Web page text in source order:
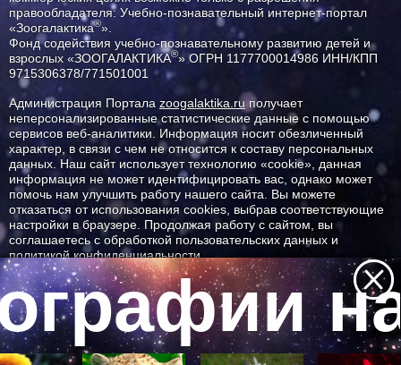
правообладателя: Учебно-познавательный интернет-портал
«Зоогалактика®».
Фонд содействия учебно-познавательному развитию детей и
взрослых «ЗООГАЛАКТИКА®» ОГРН 1177700014986 ИНН/КПП
9715306378/771501001
Администрация Портала zoogalaktika.ruполучает
неперсонализированные статистические данные с помощью
сервисов веб-аналитики. Информация носит обезличенный
характер, в связи с чем не относится к составу персональных
данных. Наш сайт использует технологию «cookie», данная
информация не может идентифицировать вас, однако может
помочь нам улучшить работу нашего сайта. Вы можете
отказаться от использования cookies, выбрав соответствующие
настройки в браузере. Продолжая работу с сайтом, вы
соглашаетесь с обработкой пользовательских данных и
политикой конфиденциальности.
ID ресурса: 6388